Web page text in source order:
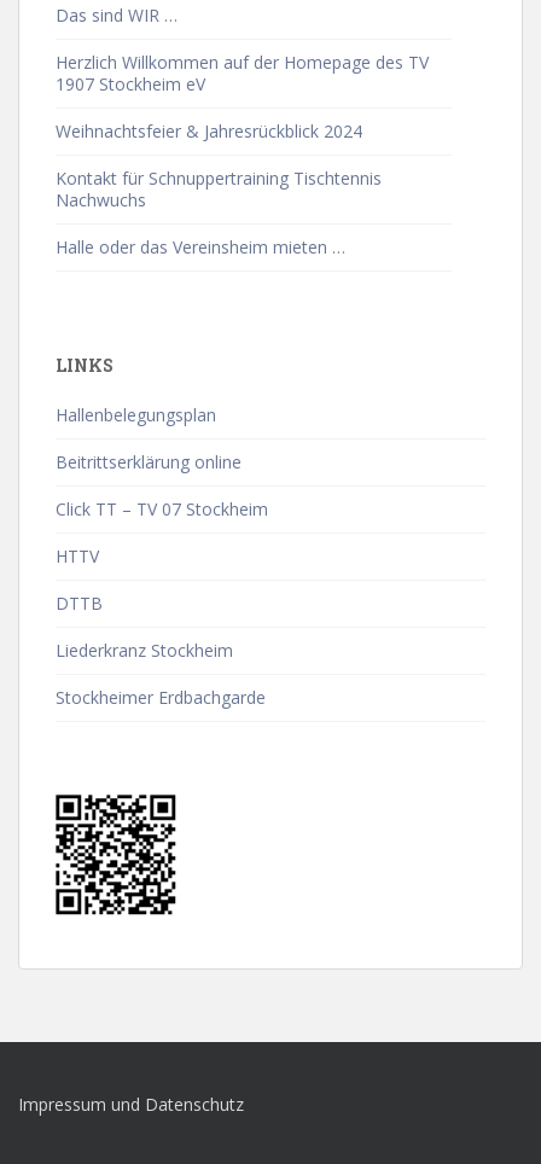
Das sind WIR …
Herzlich Willkommen auf der Homepage des TV
1907 Stockheim eV
Weihnachtsfeier & Jahresrückblick 2024
Kontakt für Schnuppertraining Tischtennis
Nachwuchs
Halle oder das Vereinsheim mieten …
LINKS
Hallenbelegungsplan
Beitrittserklärung online
Click TT – TV 07 Stockheim
HTTV
DTTB
Liederkranz Stockheim
Stockheimer Erdbachgarde
Impressum und Datenschutz